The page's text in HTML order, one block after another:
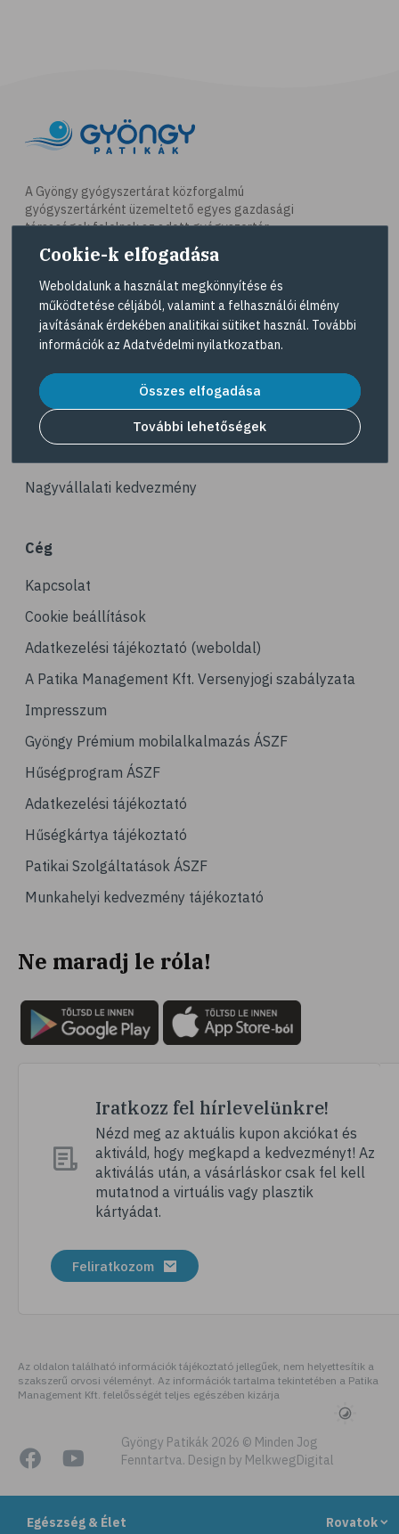
Egészség & Élet Rovatok
# mogyoró
# ásványi anyagok
# immunrendszer
# antioxidáns
# nyomelem
# C-vitamin
# testmozgás
# @egeszsegmagazin
# propolisz
# B-vitamin
# vérszegénység
# stressz
# stresszcsökkentés
# avokádó
# tej
# áfonya
# bogyós gyümölcsök
# joghurt
# alma
# gyümölcsök
# emésztés
# székrekedés
# rostok
# multivitamin
# ásványi anyag
# pezsgőtabletta
# gumivitamin
# mikrotápanyag
# gesztenye
# béta-karotin
# édesburgonya
# batáta
# ízületek
# mozgásszervi problémák
A Gyöngy gyógyszertárat közforgalmú
gyógyszertárként üzemeltető egyes gazdasági
társaságok felelnek az adott gyógyszertár
működésért. A Gyöngy gyógyszertárak listáját és
elérhetőségeit a Gyógyszertár kereső
tekintheti meg.
Navigáció
Dermokozmetikumok
Gyöngy Patika Magazin
Nagyvállalati kedvezmény
Cég
Kapcsolat
Cookie beállítások
Adatkezelési tájékoztató (weboldal)
A Patika Management Kft. Versenyjogi szabályzata
Impresszum
Gyöngy Prémium mobilalkalmazás ÁSZF
Hűségprogram ÁSZF
Adatkezelési tájékoztató
Hűségkártya tájékoztató
Patikai Szolgáltatások ÁSZF
Munkahelyi kedvezmény tájékoztató
Ne maradj le róla!
Iratkozz fel hírlevelünkre!
Nézd meg az aktuális kupon akciókat és
aktiváld, hogy megkapd a kedvezményt! Az
aktiválás után, a vásárláskor csak fel kell
mutatnod a virtuális vagy plasztik
kártyádat.
Feliratkozom
Az oldalon található információk tájékoztató jellegűek, nem helyettesítik a
szakszerű orvosi véleményt. Az információk tartalma tekintetében a Patika
Management Kft. felelősségét teljes egészében kizárja
Gyöngy Patikák 2026 © Minden Jog
Fenntartva. Design by MelkwegDigital
Cookie-k elfogadása
Weboldalunk a használat megkönnyítése és
működtetése céljából, valamint a felhasználói élmény
javításának érdekében analitikai sütiket használ. További
információk az Adatvédelmi nyilatkozatban.
Összes elfogadása
További lehetőségek